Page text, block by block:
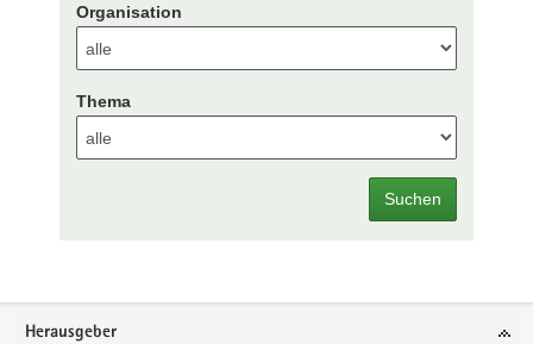
Organisation
Thema
Suchen
Footer-
Herausgeber